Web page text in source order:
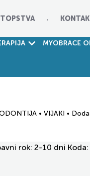
MYOBRACE
• VIJAKI •
rok: 2-10 dni Koda: